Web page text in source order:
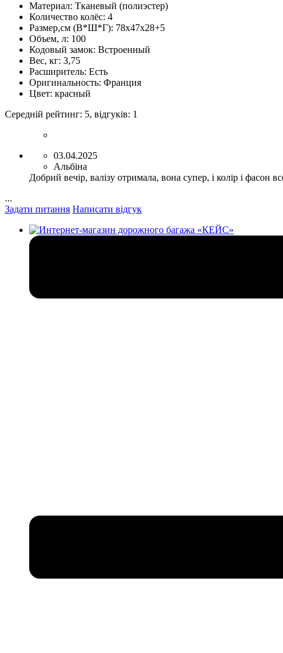
Материал: Тканевый (полиэстер)
Количество колёс: 4
Размер,см (В*Ш*Г): 78х47х28+5
Объем, л: 100
Кодовый замок: Встроенный
Вес, кг: 3,75
Расширитель: Есть
Оригинальность: Франция
Цвет: красный
Середній рейтинг: 5, відгуків: 1
03.04.2025
Альбіна
Добрий вечір, валізу отримала, вона супер, і колір і
...
Задати питання Написати відгук